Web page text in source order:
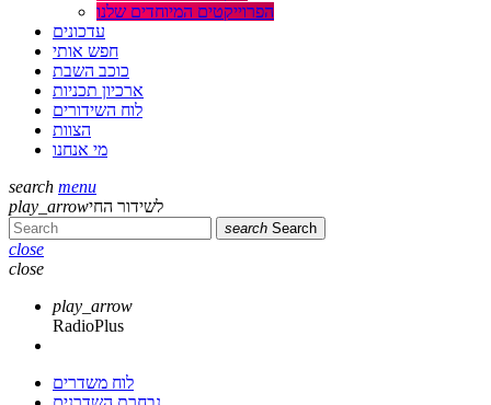
הפרוייקטים המיוחדים שלנו
עדכונים
חפש אותי
כוכב השבת
ארכיון תכניות
לוח השידורים
הצוות
מי אנחנו
search menu
play_arrowלשידור החי
search Search
close
close
play_arrow
RadioPlus
לוח משדרים